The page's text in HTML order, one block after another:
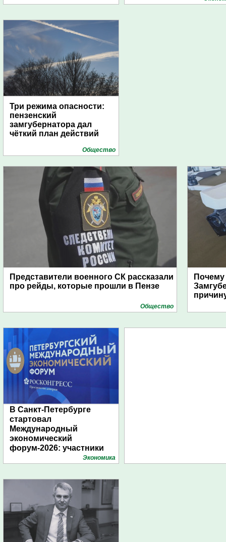
Три режима опасности:
пензенский
замгубернатора дал
чёткий план действий
Общество
Представители военного СК рассказали
про рейды, которые прошли в Пензе
Общество
В Санкт-Петербурге
стартовал
Международный
экономический
форум-2026: участники
подготовили креативные
Экономика